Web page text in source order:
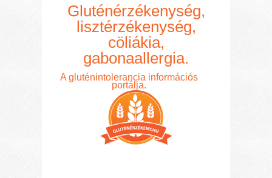
Gluténérzékenység,
lisztérzékenység,
cöliákia,
gabonaallergia.
A gluténintolerancia információs
portálja.